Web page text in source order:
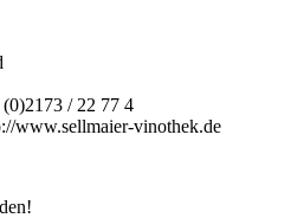
/ 22 77 4
www.sellmaier-vinothek.de